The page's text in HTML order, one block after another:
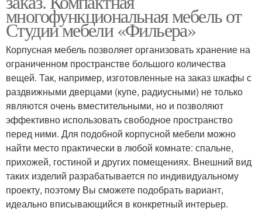
многофункциональная мебель от
Студии мебели «Фильера»
Корпусная мебель позволяет организовать хранение на
ограниченном пространстве большого количества
вещей. Так, например, изготовленные на заказ шкафы с
раздвижными дверцами (купе, радиусными) не только
являются очень вместительными, но и позволяют
эффективно использовать свободное пространство
перед ними. Для подобной корпусной мебели можно
найти место практически в любой комнате: спальне,
прихожей, гостиной и других помещениях. Внешний вид
таких изделий разрабатывается по индивидуальному
проекту, поэтому Вы сможете подобрать вариант,
идеально вписывающийся в конкретный интерьер.